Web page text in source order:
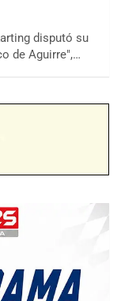
disputó su
de Aguirre",…